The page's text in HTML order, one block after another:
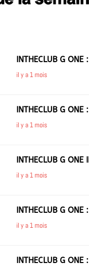
INTHECLUB G ONE
il y a 1 mois
INTHECLUB G ONE
il y a 1 mois
INTHECLUB G ONE
il y a 1 mois
INTHECLUB G ONE
il y a 1 mois
INTHECLUB G ONE